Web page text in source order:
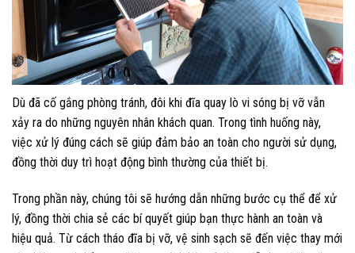
Dù đã cố gắng phòng tránh, đôi khi đĩa quay lò vi sóng bị vỡ vẫn
xảy ra do những nguyên nhân khách quan. Trong tình huống này,
việc xử lý đúng cách sẽ giúp đảm bảo an toàn cho người sử dụng,
đồng thời duy trì hoạt động bình thường của thiết bị.
Trong phần này, chúng tôi sẽ hướng dẫn những bước cụ thể để xử
lý, đồng thời chia sẻ các bí quyết giúp bạn thực hành an toàn và
hiệu quả. Từ cách tháo đĩa bị vỡ, vệ sinh sạch sẽ đến việc thay mới